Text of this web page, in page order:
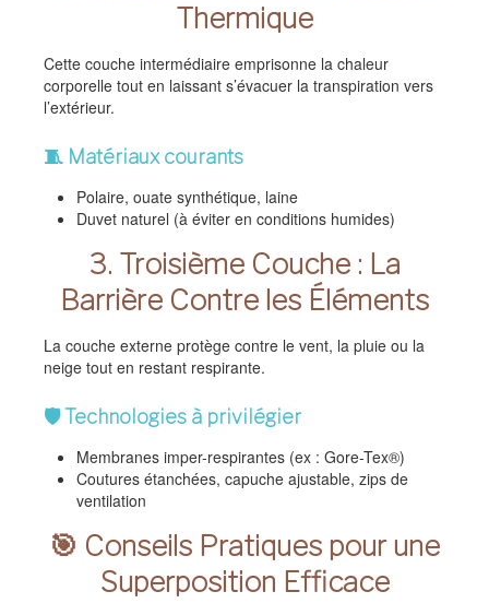
Thermique
Cette couche intermédiaire emprisonne la chaleur
corporelle tout en laissant s’évacuer la transpiration vers
l’extérieur.
🧵 Matériaux courants
Polaire, ouate synthétique, laine
Duvet naturel (à éviter en conditions humides)
3. Troisième Couche : La
Barrière Contre les Éléments
La couche externe protège contre le vent, la pluie ou la
neige tout en restant respirante.
🛡️ Technologies à privilégier
Membranes imper-respirantes (ex : Gore-Tex®)
Coutures étanchées, capuche ajustable, zips de
ventilation
🎯 Conseils Pratiques pour une
Superposition Efficace